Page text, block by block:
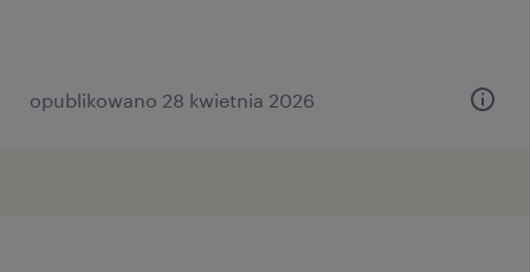
opublikowano 28 kwietnia 2026